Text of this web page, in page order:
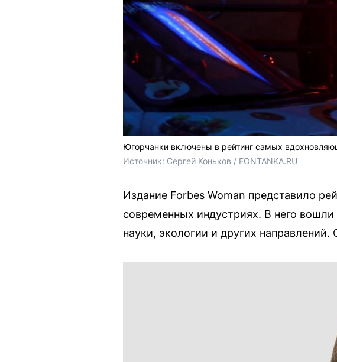
Югорчанки включены в рейтинг самых
Источник: Сергей Коньков / FONTANKA.RU
Издание Forbes Woman представило
современных индустриях. В него
науки, экологии и других